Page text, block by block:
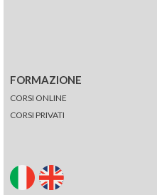
FORMAZIONE
CORSI ONLINE
CORSI PRIVATI